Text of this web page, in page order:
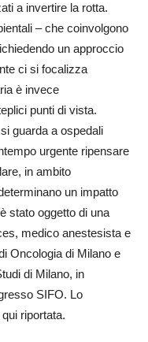
a invertire la rotta.
– che coinvolgono
un approccio
ci si focalizza
è invece
punti di vista.
guarda a ospedali
urgente ripensare
in ambito
un impatto
stato oggetto di una
medico anestesista e
Oncologia di Milano e
di Milano, in
SIFO. Lo
riportata.